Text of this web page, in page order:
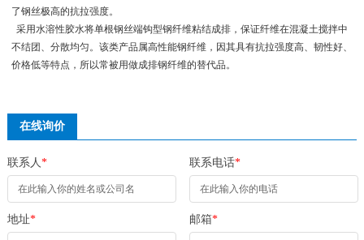
了钢丝极高的抗拉强度。
采用水溶性胶水将单根钢丝端钩型钢纤维粘结成排，保证纤维在混凝土搅拌中
不结团、分散均匀。该类产品属高性能钢纤维，因其具有抗拉强度高、韧性好、
价格低等特点，所以常被用做成排钢纤维的替代品。
在线询价
联系人 * 联系电话*
地址* 邮箱*